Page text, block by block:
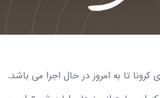
تا به امروز در حال اجرا می باشد.